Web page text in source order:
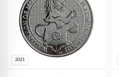
2021